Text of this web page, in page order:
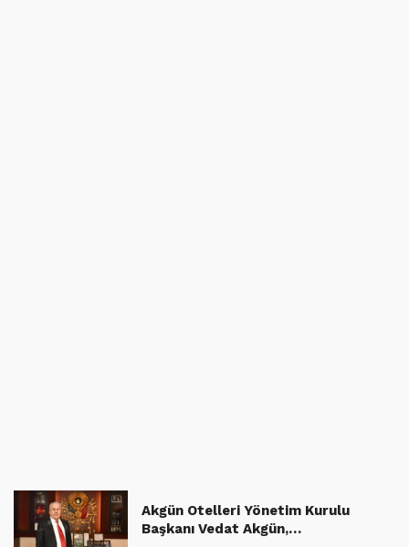
Akgün Otelleri Yönetim Kurulu
Başkanı Vedat Akgün,…